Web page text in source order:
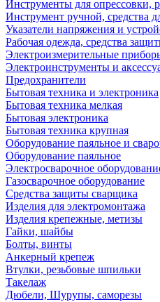
Инструменты для опрессовки,
Инструмент ручной, средства
Указатели напряжения и
Рабочая одежда, средства
Электроизмерительные
Электроинструменты и
Предохранители
Бытовая техника и электроника
Бытовая техника мелкая
Бытовая электроника
Бытовая техника крупная
Оборудование паяльное и
Оборудование паяльное
Электросварочное
Газосварочное оборудование
Средства защиты сварщика
Изделия для электромонтажа
Изделия крепежные, метизы
Гайки, шайбы
Болты, винты
Анкерный крепеж
Втулки, резьбовые шпильки
Такелаж
Дюбели, Шурупы, саморезы